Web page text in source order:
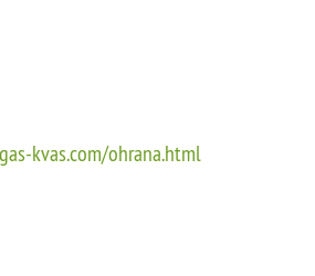
kvas.com/ohrana.html